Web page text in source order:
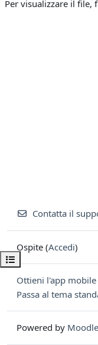
Apri indice del corso
Per visualizzare il file,
Contatta il
Ospite (Accedi)
Ottieni l'app mobile
Passa al tema
Powered by Moodle